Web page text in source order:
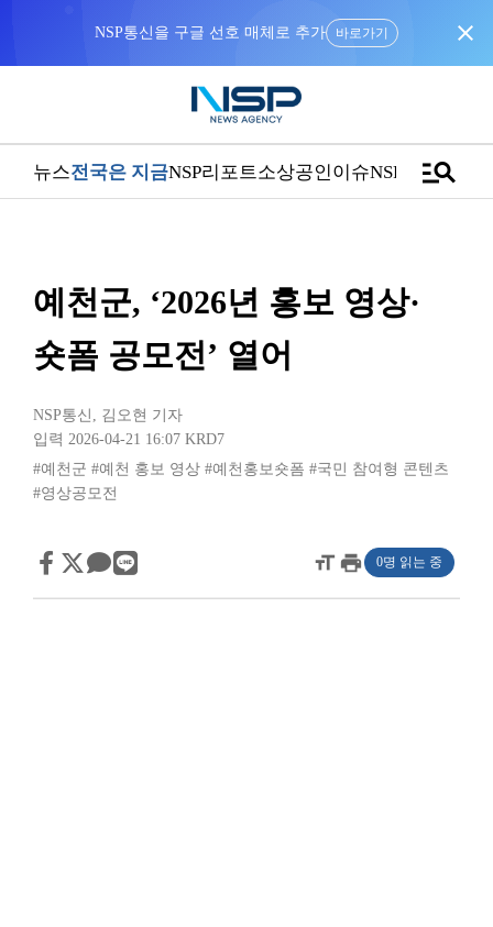
NSP통신을 구글 선호 매체로 추가 바로가기 close
뉴스전국은 지금NSP리포트소상공인이슈NSPTVmanage_search
예천군, ‘2026년 홍보 영상·
숏폼 공모전’ 열어
NSP통신 , 김오현 기자
입력 2026-04-21 16:07 KRD7
#예천군 #예천 홍보 영상 #예천홍보숏폼 #국민 참여형 콘텐츠
#영상공모전
format_sizeprint 0명 읽는 중